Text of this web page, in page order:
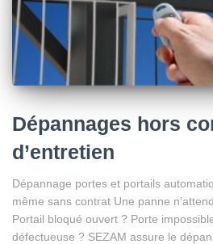
Dépannages hors
d’entretien
Dépannage portes et portails
même sans contrat Une panne
Portail bloqué ouvert ? Porte
défectueuse ? SEZAM assure le